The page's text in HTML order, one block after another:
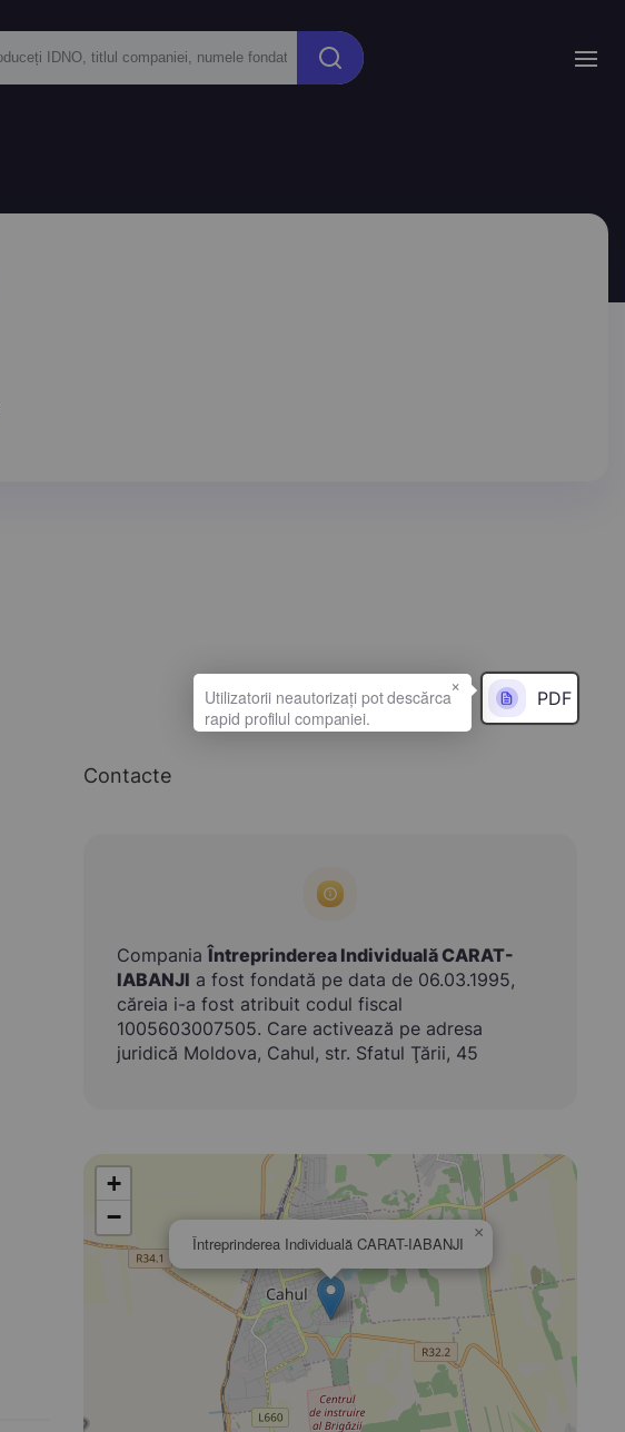
PDF
Contacte
CompaniaÎntreprinderea Individuală CARAT-
IABANJI a fost fondată pe data de 06.03.1995,
căreia i-a fost atribuit codul fiscal
1005603007505. Care activează pe adresa
juridică Moldova, Cahul, str. Sfatul Ţării, 45
Întreprinderea Individuală CARAT-IABANJI
×
+
−
×